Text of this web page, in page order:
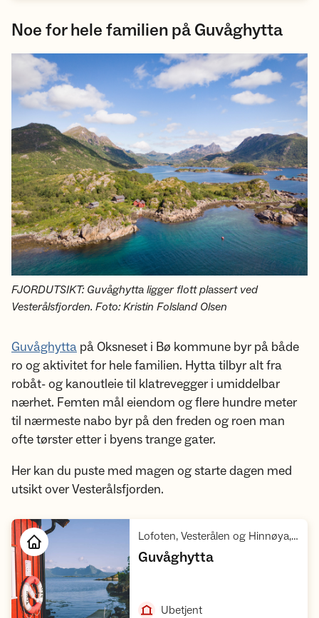
Noe for hele familien på Guvåghytta
FJORDUTSIKT: Guvåghytta ligger flott plassert ved
Vesterålsfjorden. Foto: Kristin Folsland Olsen
Guvåghytta på Oksneset i Bø kommune byr på både
ro og aktivitet for hele familien. Hytta tilbyr alt fra
robåt- og kanoutleie til klatrevegger i umiddelbar
nærhet. Femten mål eiendom og flere hundre meter
til nærmeste nabo byr på den freden og roen man
ofte tørster etter i byens trange gater.
Her kan du puste med magen og starte dagen med
utsikt over Vesterålsfjorden.
Lofoten, Vesterålen og Hinnøya, Vesterålen uten Hinnøya
Guvåghytta,
Ubetjent,